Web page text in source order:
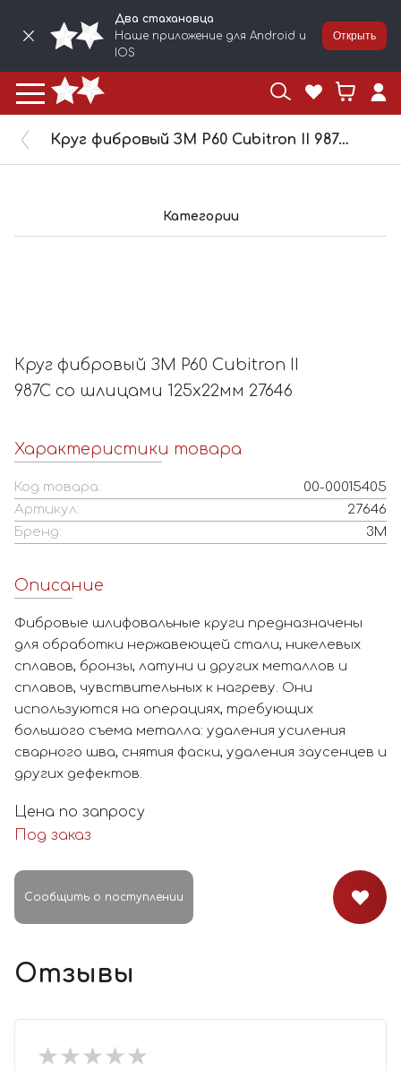
Два стахановца
Наше приложение для Android и
IOS
Открыть
Круг фибровый ЗМ P60 Cubitron II 987C со шлицами 125х22мм 27646
Категории
Круг фибровый ЗМ P60 Cubitron II
987C со шлицами 125х22мм 27646
Характеристики товара
Код товара:
00-00015405
Артикул:
27646
Бренд:
3M
Описание
Фибровые шлифовальные круги предназначены
для обработки нержавеющей стали, никелевых
сплавов, бронзы, латуни и других металлов и
сплавов, чувствительных к нагреву. Они
используются на операциях, требующих
большого съема металла: удаления усиления
сварного шва, снятия фаски, удаления заусенцев и
других дефектов.
Цена по запросу
Под заказ
Сообщить о поступлении
Отзывы
★★★★★
★★★★★